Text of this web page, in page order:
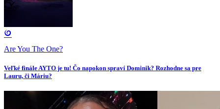
Are You The One?
Veľké finále AYTO je tu! Čo napokon spraví Dominik? Rozhodne sa pre
Lauru, či Máriu?